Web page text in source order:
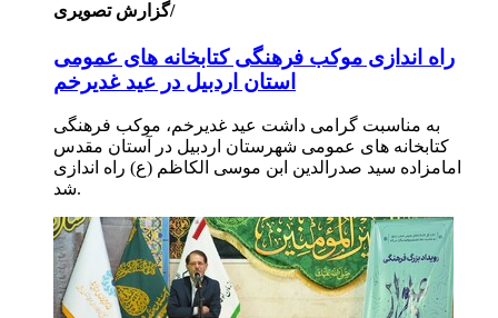
گزارش تصویری/
راه اندازی موکب فرهنگی کتابخانه های عمومی
استان اردبیل در عید غدیرخم
به مناسبت گرامی داشت عید غدیرخم، موکب فرهنگی
کتابخانه های عمومی شهرستان اردبیل در آستان مقدس
امامزاده سید صدرالدین ابن موسی الکاظم (ع) راه اندازی
شد.